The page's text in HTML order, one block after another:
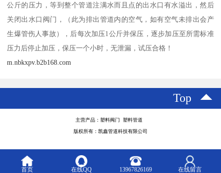
公斤的压力，等到整个管道注满水而且点的出水口有水溢出，然后
关闭出水口阀门，（此为排出管道内的空气，如有空气未排出会产
生爆管伤人事故），后每次加压1公斤并保压，逐步加压至所需标准
压力后停止加压，保压一个小时，无泄漏，试压合格！
m.nbkxpv.b2b168.com
Top
主营产品：塑料阀门 塑料管道
版权所有：凯鑫管道科技有限公司
首页 在线QQ 13967826169 在线留言